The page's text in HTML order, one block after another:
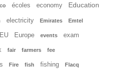
écoles economy Education
electricity Emirates Emtel
EU Europe events exam
fair farmers fee
Fire fish fishing Flacq